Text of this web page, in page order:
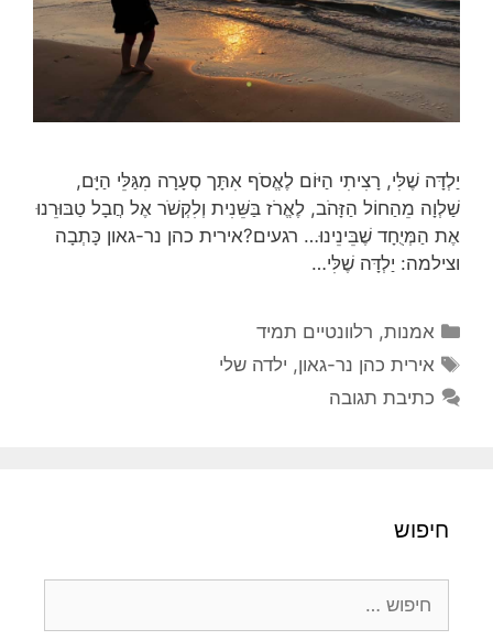
יַלְדָּה שֶׁלִּי, רָצִיתִי הַיּוֹם לֶאֱסֹף אִתָּך סְעָרָה מִגַּלֵּי הַיָּם,
שַׁלְוָה מֵהַחוֹל הַזָּהֹב, לֶאֱרֹז בַּשֵּׁנִית וְלִקְשֹׁר אֶל חֲבָל טַבּוּרֵנוּ
אֶת הַמְּיֻחָד שֶׁבֵּינֵינוּ… רגעים?אירית כהן נר-גאון כָּתְבָה
וצילמה: יַלְדָּה שֶׁלִּי…
קטגוריות
אמנות, רלוונטיים תמיד
תגיות
אירית כהן נר-גאון, ילדה שלי
כתיבת תגובה
חיפוש